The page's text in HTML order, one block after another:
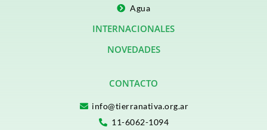
Agua
INTERNACIONALES
NOVEDADES
CONTACTO
info@tierranativa.org.ar
11-6062-1094